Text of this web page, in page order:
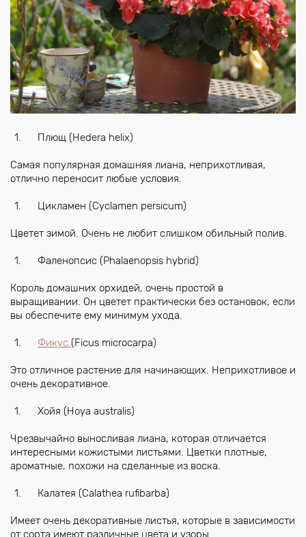
Плющ (Hedera helix)
Самая популярная домашняя лиана, неприхотливая,
отлично переносит любые условия.
Цикламен (Cyclamen persicum)
Цветет зимой. Очень не любит слишком обильный полив.
Фаленопсис (Phalaenopsis hybrid)
Король домашних орхидей, очень простой в
выращивании. Он цветет практически без остановок, если
вы обеспечите ему минимум ухода.
Фикус (Ficus microcarpa)
Это отличное растение для начинающих. Неприхотливое и
очень декоративное.
Хойя (Hoya australis)
Чрезвычайно выносливая лиана, которая отличается
интересными кожистыми листьями. Цветки плотные,
ароматные, похожи на сделанные из воска.
Калатея (Calathea rufibarba)
Имеет очень декоративные листья, которые в зависимости
от сорта имеют различные цвета и узоры.